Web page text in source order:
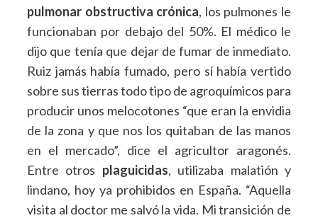
pulmonar obstructiva crónica, los pulmones le
funcionaban por debajo del 50%. El médico le
dijo que tenía que dejar de fumar de inmediato.
Ruiz jamás había fumado, pero sí había vertido
sobre sus tierras todo tipo de agroquímicos para
producir unos melocotones “que eran la envidia
de la zona y que nos los quitaban de las manos
en el mercado”, dice el agricultor aragonés.
Entre otros plaguicidas, utilizaba malatión y
lindano, hoy ya prohibidos en España. “Aquella
visita al doctor me salvó la vida. Mi transición de